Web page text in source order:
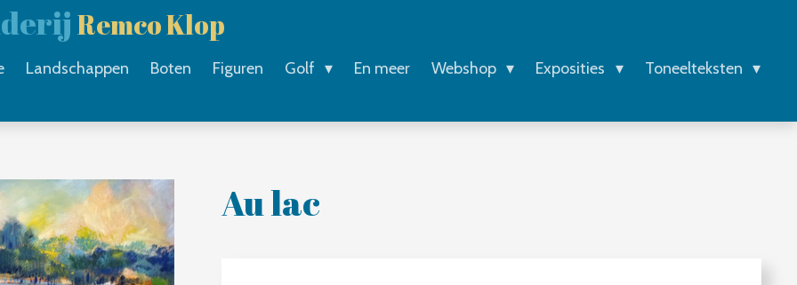
Remco Klop
Landschappen Boten Figuren Golf En meer Webshop Exposities
Toneelteksten
Au lac